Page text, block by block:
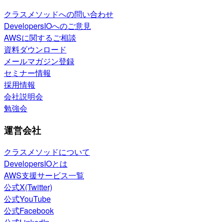
クラスメソッドへの問い合わせ
DevelopersIOへのご意見
AWSに関するご相談
資料ダウンロード
メールマガジン登録
セミナー情報
採用情報
会社説明会
勉強会
運営会社
クラスメソッドについて
DevelopersIOとは
AWS支援サービス一覧
公式X(Twitter)
公式YouTube
公式Facebook